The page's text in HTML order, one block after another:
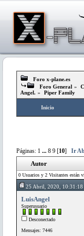
Foro x-plane.es
Foro General »
Angel. » Piper Family
Inicio
Páginas: 1 ... 8 9 [10] Ir
Autor
0 Usuarios y 2 Visitantes están
25 Abril, 2020, 10:31:18
LuisAngel
Superusuario
Desconectado
Mensajes: 7446